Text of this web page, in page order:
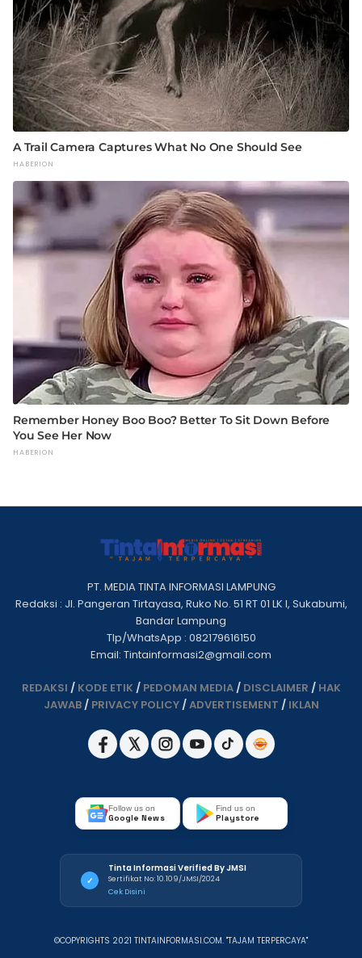
PT. MEDIA TINTA INFORMASI LAMPUNG
Redaksi : Jl. Pangeran Tirtayasa, Ruko No. 51 RT 01 LK I, Sukabumi,
Bandar Lampung
Tlp/WhatsApp : 082179616150
Email: Tintainformasi2@gmail.com
REDAKSI / KODE ETIK / PEDOMAN MEDIA/ DISCLAIMER / HAK
JAWAB/ PRIVACY POLICY/ADVERTISEMENT / IKLAN
Follow us on
Google News
Find us on
Playstore
✓
Tinta Informasi Verified By JMSI
Sertifikat No: 10.109/JMSI/2024
Cek Disini
©COPYRIGHTS 2021 TINTAINFORMASI.COM. "TAJAM TERPERCAYA"